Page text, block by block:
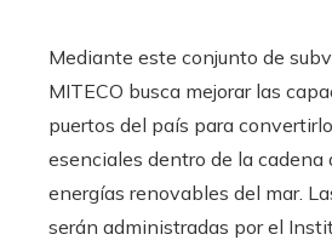
Mediante este conjunto de
MITECO busca mejorar las
puertos del país para
esenciales dentro de la cadena
energías renovables del mar.
serán administradas por el